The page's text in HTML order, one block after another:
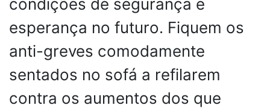
condições de segurança e
esperança no futuro. Fiquem os
anti-greves comodamente
sentados no sofá a refilarem
contra os aumentos dos que